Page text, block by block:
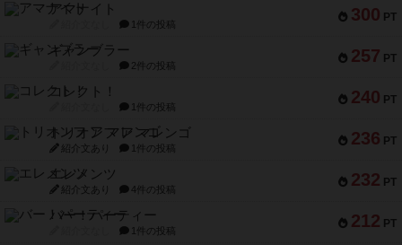
300 PT
アマナイト
1件の投稿
257 PT
ギャンブラー
2件の投稿
240 PT
コレクト！
1件の投稿
236 PT
トリオンフ ア マレンゴ
紹介文あり 1件の投稿
232 PT
エレメンツ
紹介文あり 4件の投稿
212 PT
バー！パーティー
1件の投稿